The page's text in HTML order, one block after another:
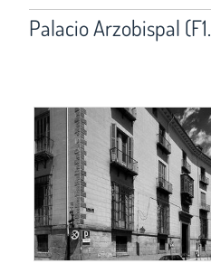
Palacio Arzobispal